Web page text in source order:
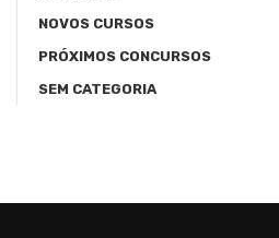
NOVOS CURSOS
PRÓXIMOS CONCURSOS
SEM CATEGORIA